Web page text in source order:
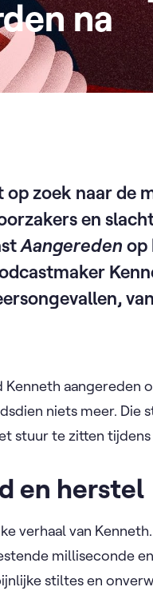
na
zoek naar de
en
Aangereden op
aangereden
niets meer. Die
stuur te zitten
en herstel
verhaal van
milliseconde
stiltes en